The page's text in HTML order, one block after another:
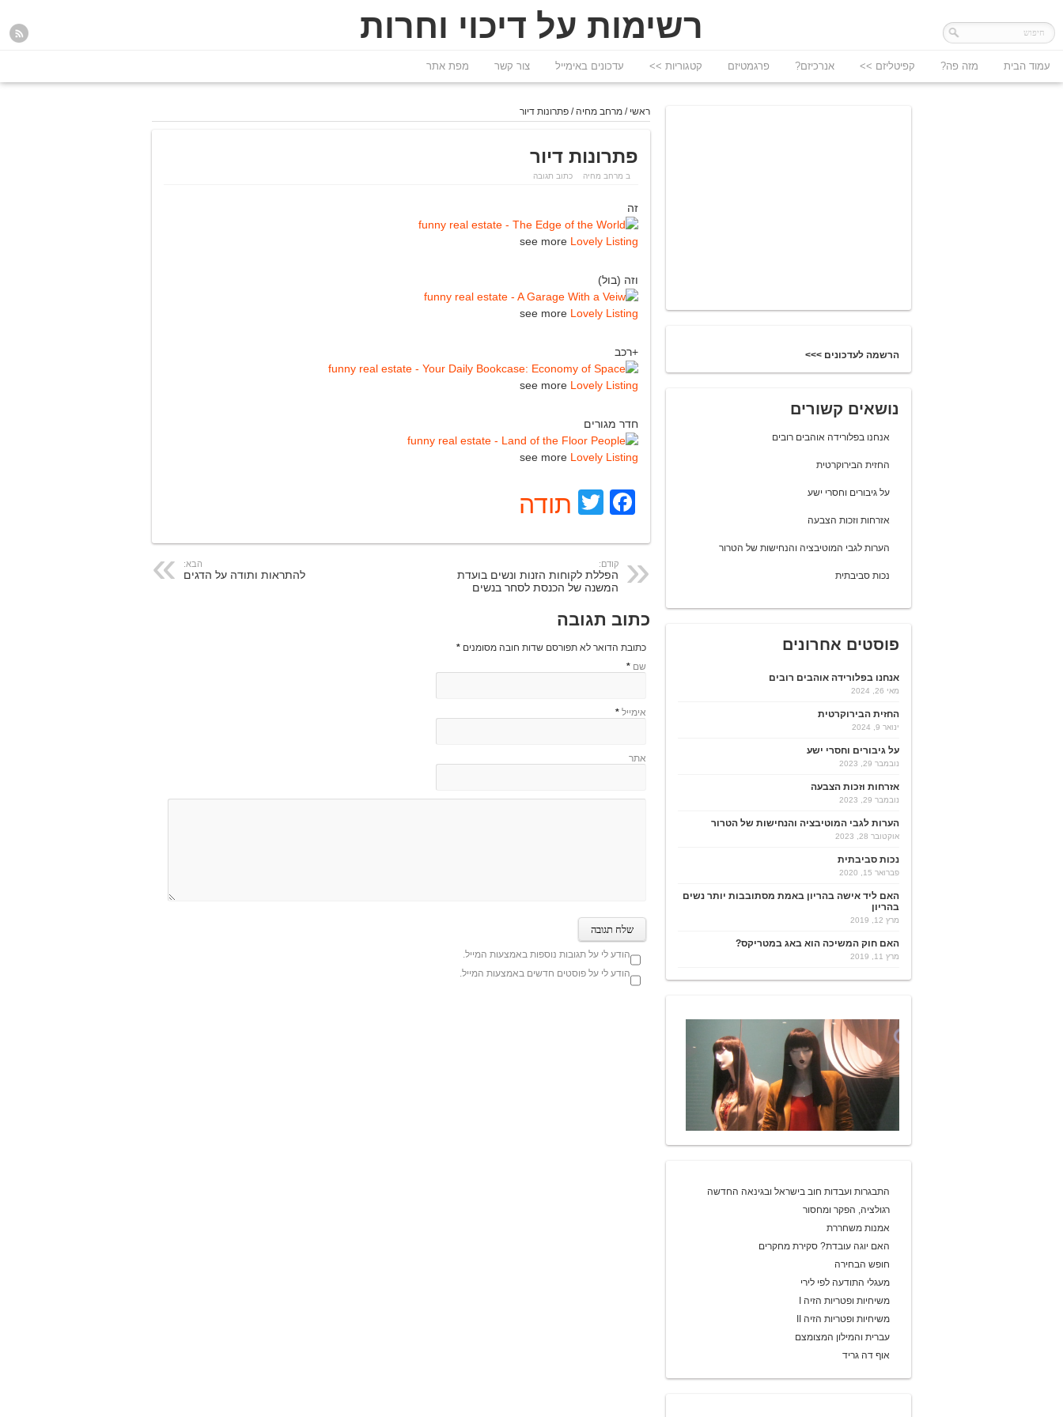
רשימות על דיכוי וחרות
עמוד הבית מזה פה? קפיטליזם >> אנרכיזם? פרגמטיזם קטגוריות >> עדכונים באימייל צור קשר מפת אתר
ראשי / מרחב מחיה / פתרונות דיור
פתרונות דיור
ב מרחב מחיה כתוב תגובה
זה
see more Lovely Listing
וזה (בול)
see more Lovely Listing
+רכב
see more Lovely Listing
חדר מגורים
see more Lovely Listing
Facebook
Twitter
תודה
קודם:
הפללת לקוחות הזנות ונשים בועדת
המשנה של הכנסת לסחר בנשים
הבא:
להתראות ותודה על הדגים
כתוב תגובה
כתובת הדואר לא תפורסם שדות חובה מסומנים *
שם *
אימייל *
אתר
הודע לי על תגובות נוספות באמצעות המייל.
הודע לי על פוסטים חדשים באמצעות המייל.
הרשמה לעדכונים >>>
נושאים קשורים
אנחנו בפלורידה אוהבים רובים
החזית הבירוקרטית
על גיבורים וחסרי ישע
אזרחות וזכות הצבעה
הערות לגבי המוטיבציה והנחישות של הטרור
נכות סביבתית
פוסטים אחרונים
אנחנו בפלורידה אוהבים רובים
מאי 26, 2024
החזית הבירוקרטית
ינואר 9, 2024
על גיבורים וחסרי ישע
נובמבר 29, 2023
אזרחות וזכות הצבעה
נובמבר 29, 2023
הערות לגבי המוטיבציה והנחישות של הטרור
אוקטובר 28, 2023
נכות סביבתית
פברואר 15, 2020
האם ליד אישה בהריון באמת מסתובבות יותר נשים
בהריון
מרץ 12, 2019
האם חוק המשיכה הוא באג במטריקס?
מרץ 11, 2019
התבגרות ועבדות חוב בישראל ובגינאה החדשה
רגולציה, הפקר ומחסור
אמנות משחררת
האם יוגה עובדת? סקירת מחקרים
חופש הבחירה
מעגלי התודעה לפי לירי
משיחיות ופטריות הזיה I
משיחיות ופטריות הזיה II
עברית והמילון המצומצם
אוף דה גריד